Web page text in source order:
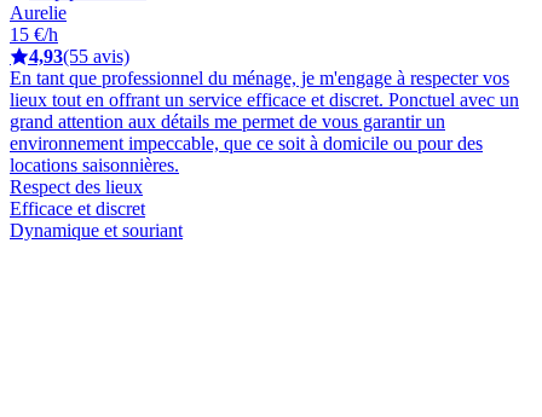
Aurelie
15 €/h
4,93(55 avis)
En tant que professionnel du ménage, je m'engage à respecter vos
lieux tout en offrant un service efficace et discret. Ponctuel avec un
grand attention aux détails me permet de vous garantir un
environnement impeccable, que ce soit à domicile ou pour des
locations saisonnières.
Respect des lieux
Efficace et discret
Dynamique et souriant